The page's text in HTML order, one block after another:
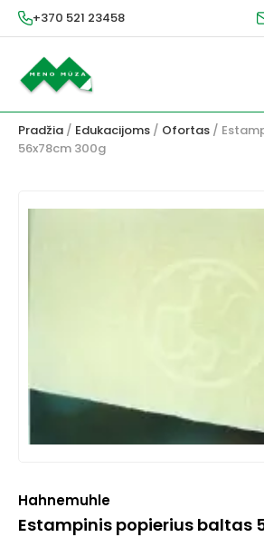
+370 521 23458
Pradžia / Edukacijoms / Ofortas /
56x78cm 300g
Hahnemuhle
Estampinis popierius baltas